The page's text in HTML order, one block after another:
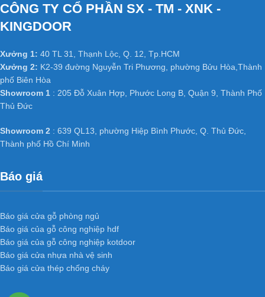
CÔNG TY CỔ PHẦN SX - TM - XNK -
KINGDOOR
Xưởng 1: 40 TL 31, Thạnh Lộc, Q. 12, Tp.HCM
Xưởng 2: K2-39 đường Nguyễn Tri Phương, phường Bửu Hòa,Thành
phố Biên Hòa
Showroom 1 : 205 Đỗ Xuân Hợp, Phước Long B, Quận 9, Thành Phố
Thủ Đức
Showroom 2 : 639 QL13, phường Hiệp Bình Phước, Q. Thủ Đức,
Thành phố Hồ Chí Minh
Báo giá
Báo giá cửa gỗ phòng ngủ
Báo giá của gỗ công nghiệp hdf
Báo giá của gỗ công nghiệp kotdoor
Báo giá cửa nhựa nhà vệ sinh
Báo giá cửa thép chống cháy